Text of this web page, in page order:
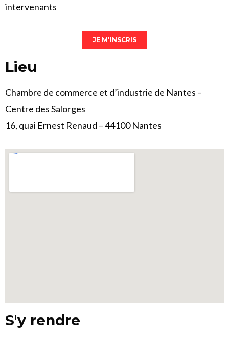
intervenants
JE M'INSCRIS
Lieu
Chambre de commerce et d’industrie de Nantes –
Centre des Salorges
16, quai Ernest Renaud – 44100 Nantes
S'y rendre